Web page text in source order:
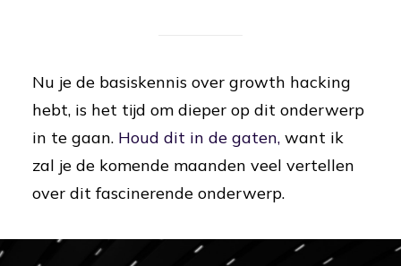
Nu je de basiskennis over growth hacking
hebt, is het tijd om dieper op dit onderwerp
in te gaan. Houd dit in de gaten, want ik
zal je de komende maanden veel vertellen
over dit fascinerende onderwerp.